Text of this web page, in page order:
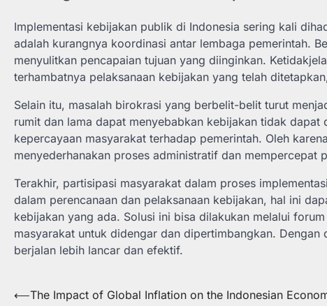
Implementasi kebijakan publik di Indonesia sering kali
adalah kurangnya koordinasi antar lembaga pemerintah.
menyulitkan pencapaian tujuan yang diinginkan.
terhambatnya pelaksanaan kebijakan yang telah
Selain itu, masalah birokrasi yang berbelit-belit turut
rumit dan lama dapat menyebabkan kebijakan tidak
kepercayaan masyarakat terhadap pemerintah. Oleh
menyederhanakan proses administratif dan mempercepat
Terakhir, partisipasi masyarakat dalam proses
dalam perencanaan dan pelaksanaan kebijakan, hal ini
kebijakan yang ada. Solusi ini bisa dilakukan melalui
masyarakat untuk didengar dan dipertimbangkan.
berjalan lebih lancar dan efektif.
Post
⟵The Impact of Global Inflation on the Indonesian